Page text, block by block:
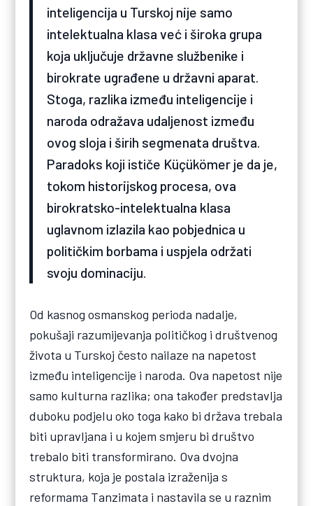
inteligencija u Turskoj nije samo
intelektualna klasa već i široka grupa
koja uključuje državne službenike i
birokrate ugrađene u državni aparat.
Stoga, razlika između inteligencije i
naroda odražava udaljenost između
ovog sloja i širih segmenata društva.
Paradoks koji ističe Küçükömer je da je,
tokom historijskog procesa, ova
birokratsko-intelektualna klasa
uglavnom izlazila kao pobjednica u
političkim borbama i uspjela održati
svoju dominaciju.
Od kasnog osmanskog perioda nadalje,
pokušaji razumijevanja političkog i društvenog
života u Turskoj često nailaze na napetost
između inteligencije i naroda. Ova napetost nije
samo kulturna razlika; ona također predstavlja
duboku podjelu oko toga kako bi država trebala
biti upravljana i u kojem smjeru bi društvo
trebalo biti transformirano. Ova dvojna
struktura, koja je postala izraženija s
reformama Tanzimata i nastavila se u raznim